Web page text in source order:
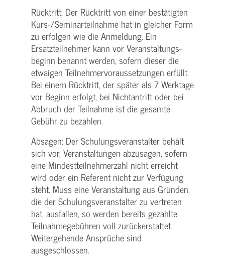
Rücktritt: Der Rücktritt von einer bestätigten
Kurs-/­Seminarteilnahme hat in gleicher Form
zu erfolgen wie die Anmeldung. Ein
Ersatzteilnehmer kann vor Veranstaltungs­
beginn benannt werden, sofern dieser die
etwaigen Teilnehmer­voraussetzungen erfüllt.
Bei einem Rücktritt, der später als 7 Werktage
vor Beginn erfolgt, bei Nichtantritt oder bei
Abbruch der Teilnahme ist die gesamte
Gebühr zu bezahlen.
Absagen: Der Schulungs­veranstalter behält
sich vor, Veranstaltungen abzusagen, sofern
eine Mindest­teilnehmerzahl nicht erreicht
wird oder ein Referent nicht zur Verfügung
steht. Muss eine Veranstaltung aus Gründen,
die der Schulungs­veranstalter zu vertreten
hat, ausfallen, so werden bereits gezahlte
Teilnahme­gebühren voll zurückerstattet.
Weitergehende Ansprüche sind
ausgeschlossen.